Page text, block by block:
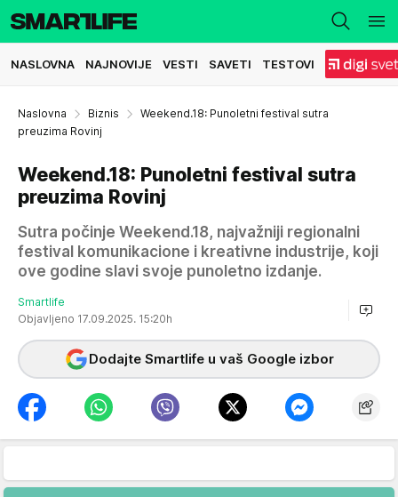
NASLOVNA NAJNOVIJE VESTI SAVETI TESTOVI
Naslovna Biznis
Weekend.18: Punoletni festival sutra
preuzima Rovinj
Weekend.18: Punoletni festival sutra
preuzima Rovinj
Sutra počinje Weekend.18, najvažniji regionalni
festival komunikacione i kreativne industrije, koji
ove godine slavi svoje punoletno izdanje.
Smartlife
Objavljeno 17.09.2025. 15:20h
Dodajte Smartlife u vaš Google izbor